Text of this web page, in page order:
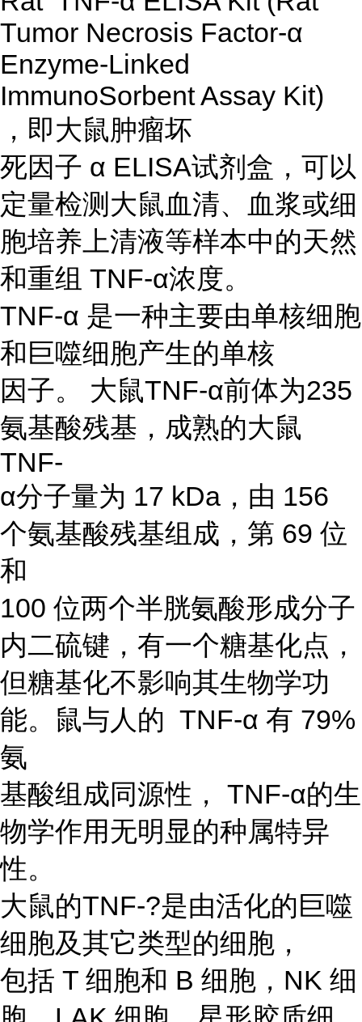
Tumor Necrosis Factor-α
Enzyme-Linked
ImmunoSorbent Assay Kit)
，即大鼠肿瘤坏
死因子 α ELISA试剂盒，可以
定量检测大鼠血清、血浆或细
胞培养上清液等样本中的天然
和重组 TNF-α浓度。
TNF-α 是一种主要由单核细胞
和巨噬细胞产生的单核
因子。 大鼠TNF-α前体为235
氨基酸残基，成熟的大鼠
TNF-
α分子量为 17 kDa，由 156
个氨基酸残基组成，第 69 位
和
100 位两个半胱氨酸形成分子
内二硫键，有一个糖基化点，
但糖基化不影响其生物学功
能。鼠与人的 TNF-α 有 79%
氨
基酸组成同源性， TNF-α的生
物学作用无明显的种属特异
性。
大鼠的TNF-?是由活化的巨噬
细胞及其它类型的细胞，
包括 T 细胞和 B 细胞，NK 细